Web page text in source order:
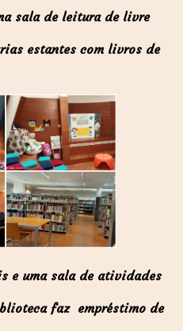
sala de leitura de livre
estantes com livros de
e uma sala de atividades
faz empréstimo de